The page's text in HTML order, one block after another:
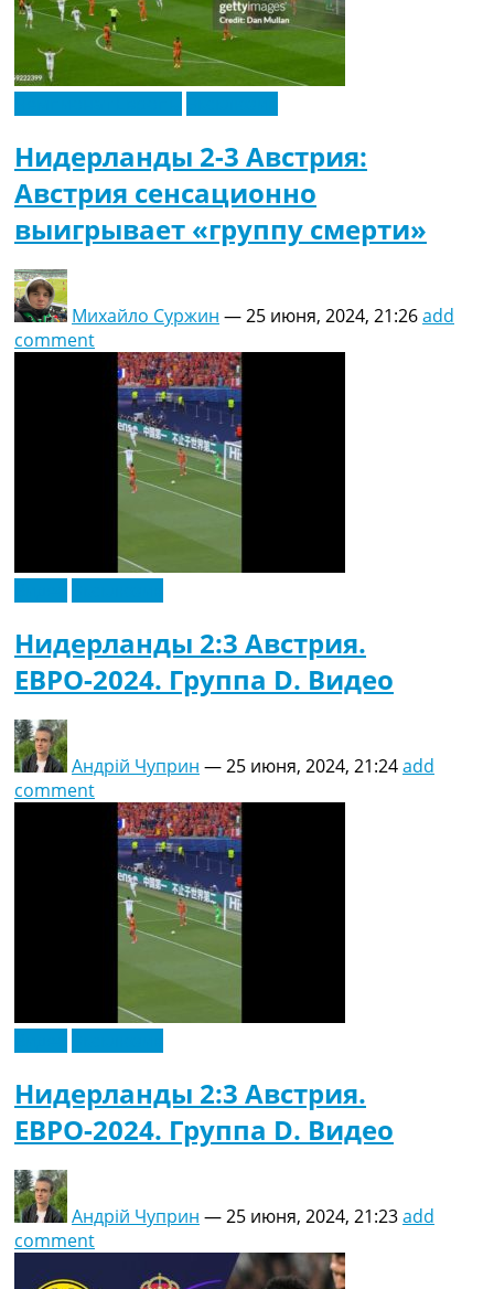
Нидерланды 2-3 Австрия:
Австрия сенсационно
выигрывает «группу смерти»
Михайло Суржин —25 июня, 2024, 21:26add
comment
Нидерланды 2:3 Австрия.
ЕВРО-2024. Группа D. Видео
Андрій Чуприн —25 июня, 2024, 21:24add
comment
Нидерланды 2:3 Австрия.
ЕВРО-2024. Группа D. Видео
Андрій Чуприн —25 июня, 2024, 21:23add
comment